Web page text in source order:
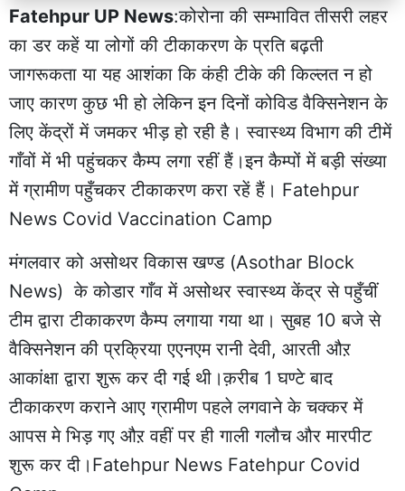
Fatehpur UP News:कोरोना की सम्भावित तीसरी लहर
का डर कहें या लोगों की टीकाकरण के प्रति बढ़ती
जागरूकता या यह आशंका कि कंही टीके की किल्लत न हो
जाए कारण कुछ भी हो लेकिन इन दिनों कोविड वैक्सिनेशन के
लिए केंद्रों में जमकर भीड़ हो रही है। स्वास्थ्य विभाग की टीमें
गाँवों में भी पहुंचकर कैम्प लगा रहीं हैं।इन कैम्पों में बड़ी संख्या
में ग्रामीण पहुँचकर टीकाकरण करा रहें हैं। Fatehpur
News Covid Vaccination Camp
मंगलवार को असोथर विकास खण्ड (Asothar Block
News) के कोडार गाँव में असोथर स्वास्थ्य केंद्र से पहुँचीं
टीम द्वारा टीकाकरण कैम्प लगाया गया था। सुबह 10 बजे से
वैक्सिनेशन की प्रक्रिया एएनएम रानी देवी, आरती औऱ
आकांक्षा द्वारा शुरू कर दी गई थी।क़रीब 1 घण्टे बाद
टीकाकरण कराने आए ग्रामीण पहले लगवाने के चक्कर में
आपस मे भिड़ गए औऱ वहीं पर ही गाली गलौच और मारपीट
शुरू कर दी।Fatehpur News Fatehpur Covid